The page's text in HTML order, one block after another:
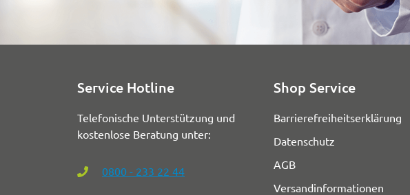
Service Hotline
Telefonische Unterstützung und
kostenlose Beratung unter:
0800 - 233 22 44
Shop Service
Barrierefreiheitserklärung
Datenschutz
AGB
Versandinformationen